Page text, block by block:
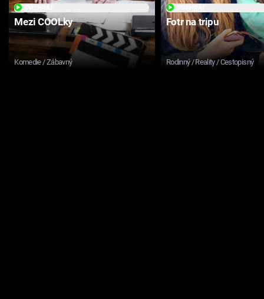
Mezi COOLky
Komedie / Zábavný
Fotr na tripu
Rodinný / Reality / Cestopisný